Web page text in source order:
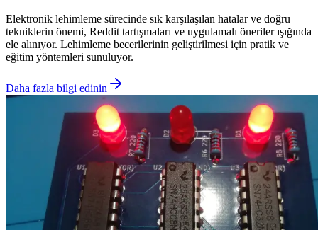
Elektronik lehimleme sürecinde sık karşılaşılan hatalar ve doğru
tekniklerin önemi, Reddit tartışmaları ve uygulamalı öneriler ışığında
ele alınıyor. Lehimleme becerilerinin geliştirilmesi için pratik ve
eğitim yöntemleri sunuluyor.
Daha fazla bilgi edinin